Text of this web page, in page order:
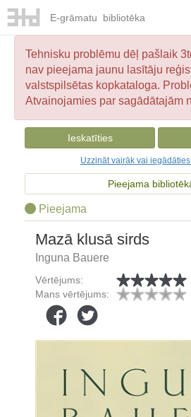
E-grāmatu bibliotēka
Tehnisku problēmu dēļ pašlaik
nav pieejama jaunu lasītāju
valstspilsētas kopkataloga.
Atvainojamies par sagādātajām
Ieskatīties
Uzzināt vairāk vai
Pieejama
Pieejama
Mazā klusā sirds
Inguna Bauere
Vērtējums:
Mans vērtējums: